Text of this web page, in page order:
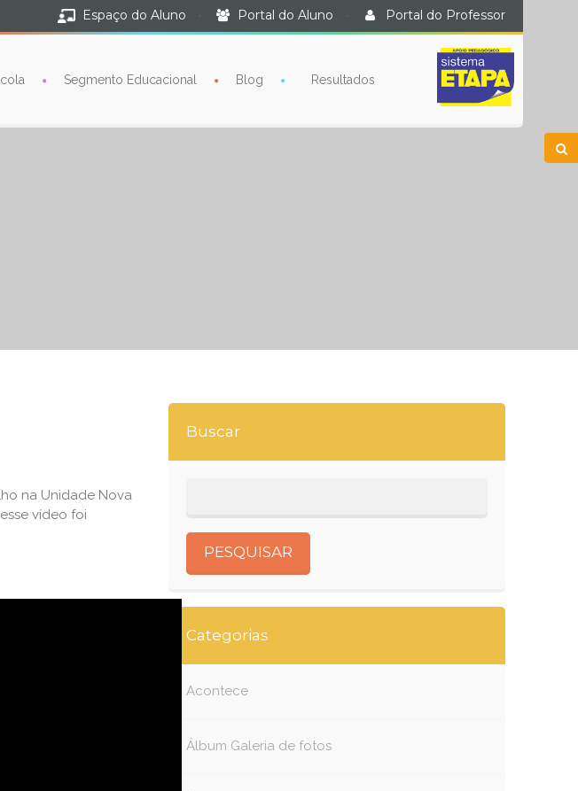
Espaço do Aluno · Portal do Aluno · Portal do Professor
Segmento Educacional Blog Resultados
na Unidade Nova
vídeo foi
Buscar
Categorias
Acontece
Álbum Galeria de fotos